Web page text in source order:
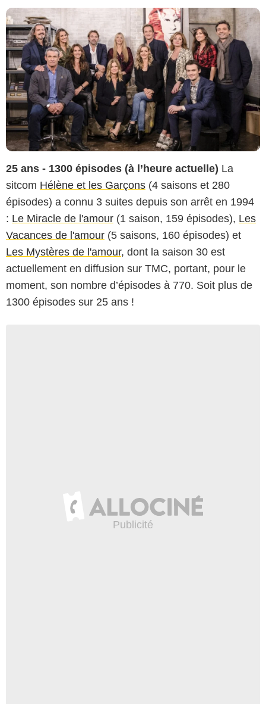
25 ans - 1300 épisodes (à l’heure actuelle) La
sitcom Hélène et les Garçons (4 saisons et 280
épisodes) a connu 3 suites depuis son arrêt en 1994
: Le Miracle de l'amour (1 saison, 159 épisodes), Les
Vacances de l'amour (5 saisons, 160 épisodes) et
Les Mystères de l'amour, dont la saison 30 est
actuellement en diffusion sur TMC, portant, pour le
moment, son nombre d’épisodes à 770. Soit plus de
1300 épisodes sur 25 ans !